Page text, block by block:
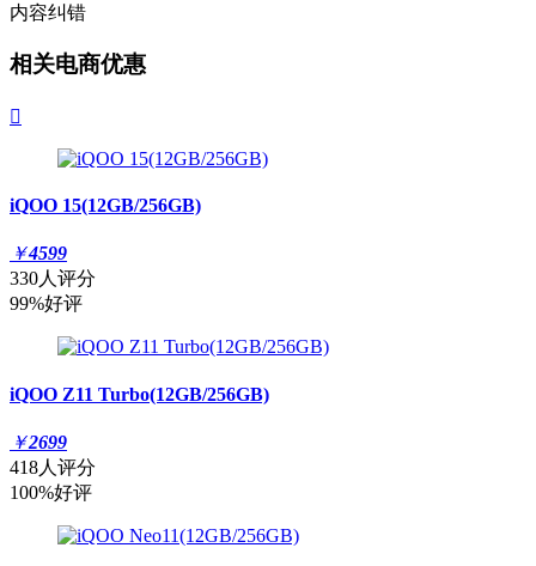
内容纠错
相关电商优惠

iQOO 15(12GB/256GB)
￥4599
330人评分
99%好评
iQOO Z11 Turbo(12GB/256GB)
￥2699
418人评分
100%好评